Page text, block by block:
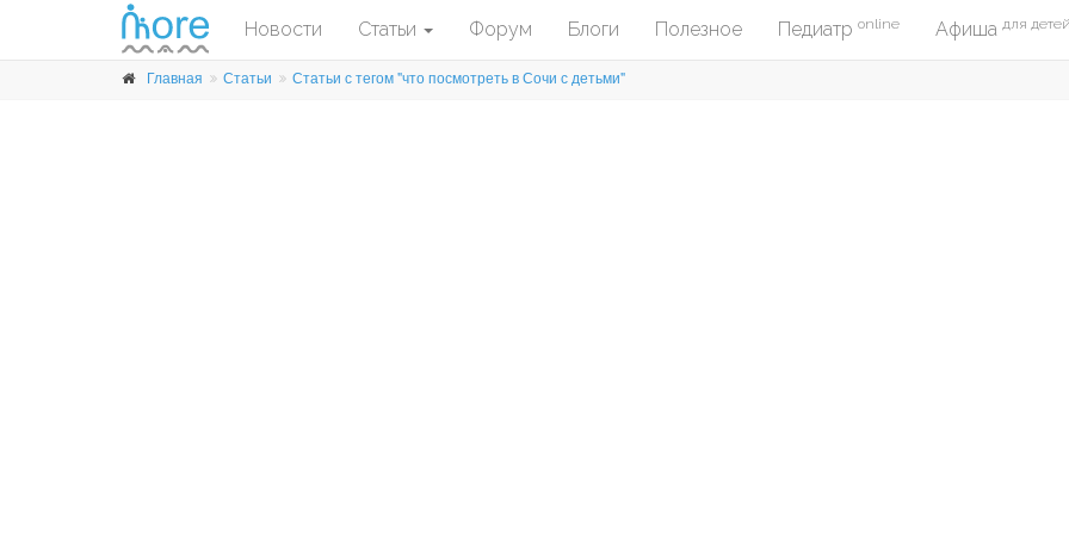
Новости Статьи Форум Блоги Полезное Педиатр online Афиша для детей
Главная Статьи Статьи с тегом "что посмотреть в Сочи с детьми"